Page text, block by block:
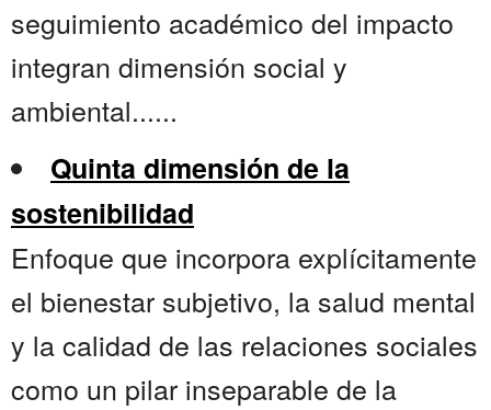
seguimiento académico del impacto
integran dimensión social y
ambiental......
Quinta dimensión de la
sostenibilidad
Enfoque que incorpora explícitamente
el bienestar subjetivo, la salud mental
y la calidad de las relaciones sociales
como un pilar inseparable de la